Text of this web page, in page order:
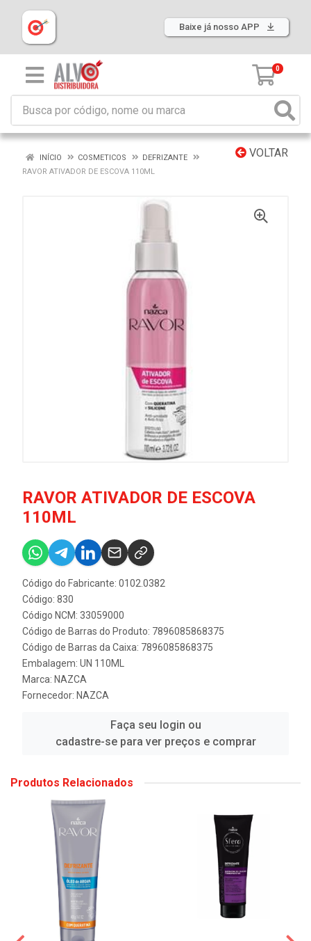
Baixe já nosso APP
0
VOLTAR
INÍCIO COSMETICOS
DEFRIZANTE
RAVOR ATIVADOR DE ESCOVA 110ML
RAVOR ATIVADOR DE ESCOVA
110ML
Código do Fabricante: 0102.0382
Código: 830
Código NCM: 33059000
Código de Barras do Produto: 7896085868375
Código de Barras da Caixa: 7896085868375
Embalagem: UN 110ML
Marca: NAZCA
Fornecedor: NAZCA
Faça seu login ou
cadastre-se para ver preços e comprar
Produtos Relacionados